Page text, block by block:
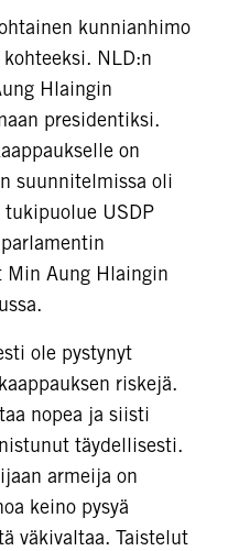
kunnianhimo
NLD:n
Hlaingin
presidentiksi.
on
suunnitelmissa oli
USDP
Min Aung Hlaingin
ole pystynyt
riskejä.
nopea ja siisti
täydellisesti.
armeija on
keino pysyä
väkivaltaa. Taistelut